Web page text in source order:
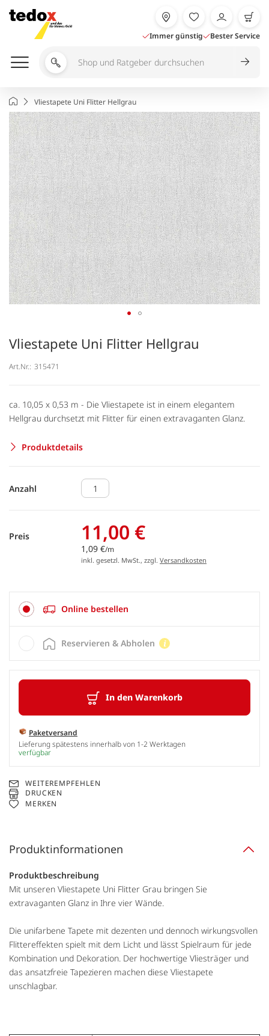
Inhalt
springen
Immer günstig Bester Service
Shop
durchsuchen
StartseiteVliestapete Uni Flitter Hellgrau
Vliestapete Uni Flitter Hellgrau
Art.Nr.: 315471
ca. 10,05 x 0,53 m - Die Vliestapete ist in einem elegantem
Hellgrau durchsetzt mit Flitter für einen extravaganten Glanz.
Produktdetails
Anzahl
Preis 11,00 €
1,09 €/m
inkl. gesetzl. MwSt., zzgl. Versandkosten
Online bestellen
In den Warenkorb
Paketversand
Lieferung spätestens innerhalb von 1-2 Werktagen
verfügbar
Reservieren & Abholen
WEITEREMPFEHLEN
DRUCKEN
MERKEN
Produktinformationen
Produktbeschreibung
Mit unseren Vliestapete Uni Flitter Grau bringen Sie
extravaganten Glanz in Ihre vier Wände.
Die unifarbene Tapete mit dezenten und dennoch wirkungsvollen
Flittereffekten spielt mit dem Licht und lässt Spielraum für jede
Kombination und Dekoration. Der hochwertige Vliesträger und
das ansatzfreie Tapezieren machen diese Vliestapete
unschlagbar.